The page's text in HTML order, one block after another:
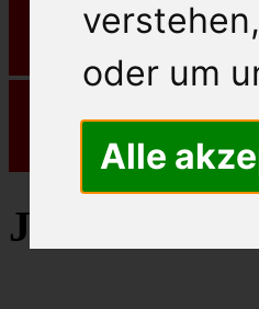
oder um
Alle
Julius Meinl